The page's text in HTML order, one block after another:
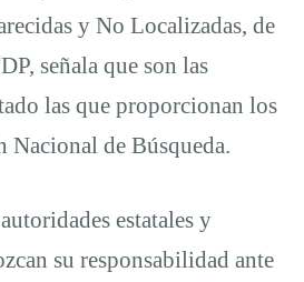
y No Localizadas, de
señala que son las
las que proporcionan los
Nacional de Búsqueda.
estatales y
su responsabilidad ante